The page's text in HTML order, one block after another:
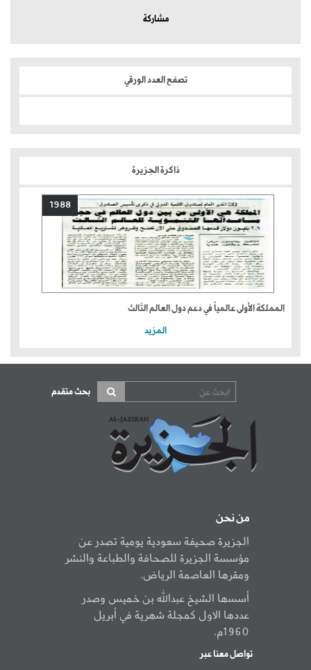
مشاركة
تصفح العدد الورقي
ذاكرة الجزيرة
1988
المملكة الأولى عالمياً في دعم دول العالم الثالث
المزيد
بحث متقدم
من نحن
الجزيرة صحيفة سعودية يومية تصدر عن
مؤسسة الجزيرة للصحافة والطباعة والنشر
ومقرها العاصمة الرياض.
أسسها الشيخ عبدالله بن خميس وصدر
عددها الاول كمجلة شهرية في أبريل
1960م.
تواصل معنا عبر